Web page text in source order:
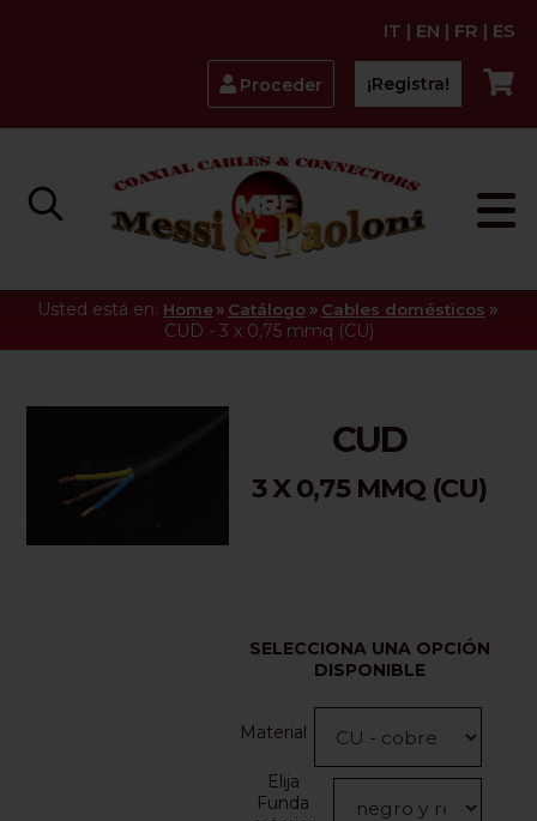
IT | EN | FR | ES
Proceder ¡Registra!
Usted está en: Home » Catálogo » Cables domésticos »
CUD - 3 x 0,75 mmq (CU)
CUD
3 X 0,75 MMQ (CU)
SELECCIONA UNA OPCIÓN
DISPONIBLE
Material
Elija
Funda